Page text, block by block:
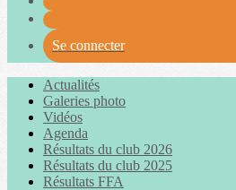
Se connecter
Actualités
Galeries photo
Vidéos
Agenda
Résultats du club 2026
Résultats du club 2025
Résultats FFA